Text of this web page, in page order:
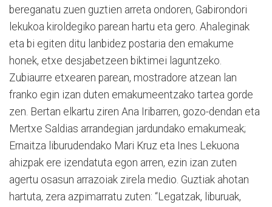
bereganatu zuen guztien arreta ondoren, Gabirondori
lekukoa kiroldegiko parean hartu eta gero. Ahaleginak
eta bi egiten ditu lanbidez postaria den emakume
honek, etxe desjabetzeen biktimei laguntzeko.
Zubiaurre etxearen parean, mostradore atzean lan
franko egin izan duten emakumeentzako tartea gorde
zen. Bertan elkartu ziren Ana Iribarren, gozo-dendan eta
Mertxe Saldias arrandegian jardundako emakumeak;
Ernaitza liburudendako Mari Kruz eta Ines Lekuona
ahizpak ere izendatuta egon arren, ezin izan zuten
agertu osasun arrazoiak zirela medio. Guztiak ahotan
hartuta, zera azpimarratu zuten: “Legatzak, liburuak,